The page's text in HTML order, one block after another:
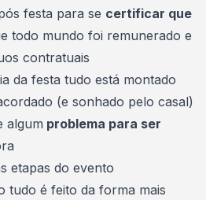
festa para se certificar que
todo mundo foi remunerado e
contratuais
da festa tudo está montado
(e sonhado pelo casal)
algum problema para ser
etapas do evento
tudo é feito da forma mais